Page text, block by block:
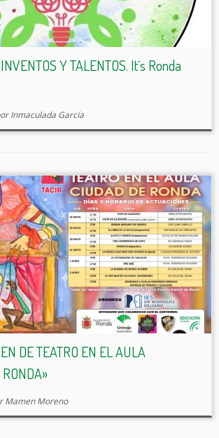
Y TALENTOS. It´s Ronda
Inmaculada García
DE TEATRO EN EL AULA
Mamen Moreno